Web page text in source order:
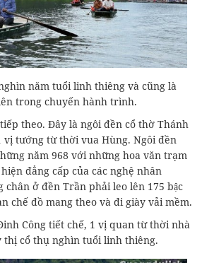
năm tuổi linh thiêng và cũng là
trong chuyến hành trình.
theo. Đây là ngôi đền cổ thờ Thánh
vị tướng từ thời vua Hùng. Ngôi đền
năm 968 với những hoa văn trạm
đẳng cấp của các nghệ nhân
ở đền Trần phải leo lên 175 bậc
chế đồ mang theo và đi giày vải mềm.
Công tiết chế, 1 vị quan từ thời nhà
cổ thụ nghìn tuổi linh thiêng.